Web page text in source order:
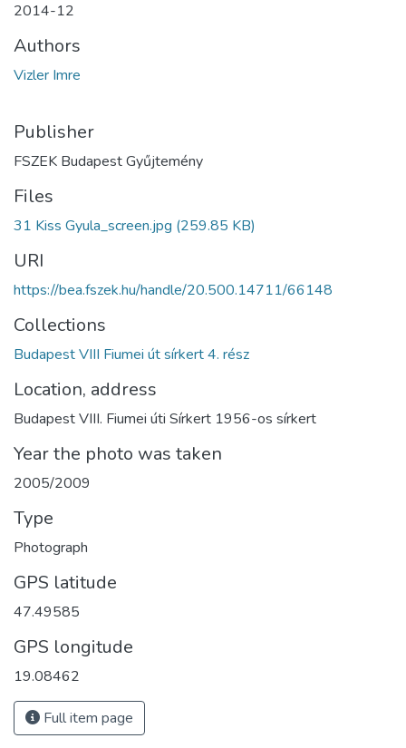
2014-12
Authors
Vizler Imre
Publisher
FSZEK Budapest Gyűjtemény
Files
31 Kiss Gyula_screen.jpg (259.85 KB)
URI
https://bea.fszek.hu/handle/20.500.14711/66148
Collections
Budapest VIII Fiumei út sírkert 4. rész
Location, address
Budapest VIII. Fiumei úti Sírkert 1956-os sírkert
Year the photo was taken
2005/2009
Type
Photograph
GPS latitude
47.49585
GPS longitude
19.08462
Full item page